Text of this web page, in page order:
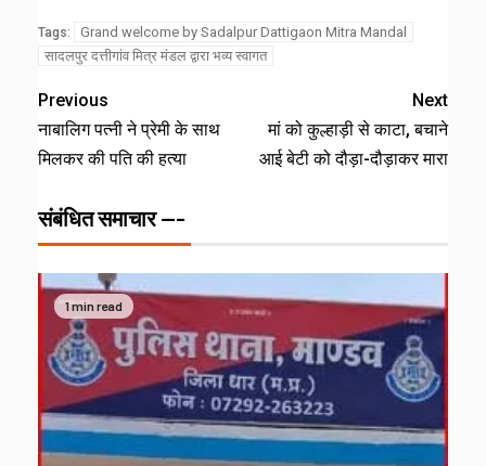
Tags:
Grand welcome by Sadalpur Dattigaon Mitra Mandal
सादलपुर दत्तीगांव मित्र मंडल द्वारा भव्य स्वागत
Previous
नाबालिग पत्नी ने प्रेमी के साथ
मिलकर की पति की हत्या
Next
मां को कुल्हाड़ी से काटा, बचाने
आई बेटी को दौड़ा-दौड़ाकर मारा
संबंधित समाचार ---
1 min read